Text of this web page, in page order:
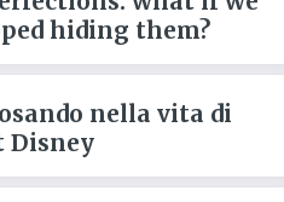
hiding them?
nella vita di
Disney